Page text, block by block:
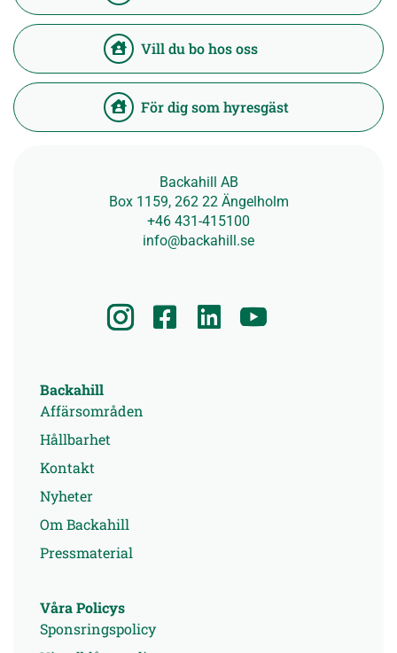
Vill du bo hos oss
För dig som hyresgäst
Backahill AB
Box 1159, 262 22 Ängelholm
+46 431-415100
info@backahill.se
Backahill
Affärsområden
Hållbarhet
Kontakt
Nyheter
Om Backahill
Pressmaterial
Våra Policys
Sponsringspolicy